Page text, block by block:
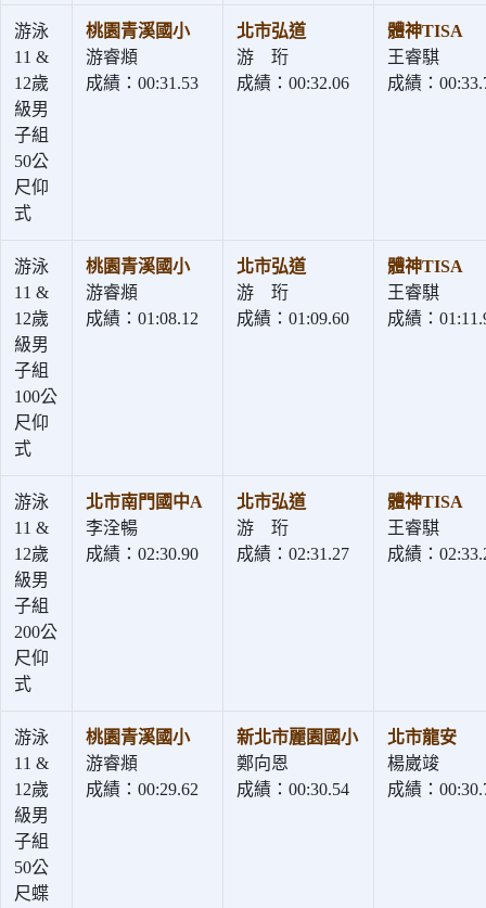
游泳
11 &
12歲
級男
子組
50公
尺仰
式
桃園青溪國小
游睿頫
成績：00:31.53
北市弘道
游 珩
成績：00:32.06
體神TISA
王睿騏
成績：
游泳
11 &
12歲
級男
子組
100公
尺仰
式
桃園青溪國小
游睿頫
成績：01:08.12
北市弘道
游 珩
成績：01:09.60
體神TISA
王睿騏
成績：
游泳
11 &
12歲
級男
子組
200公
尺仰
式
北市南門國中A
李洤暢
成績：02:30.90
北市弘道
游 珩
成績：02:31.27
體神TISA
王睿騏
成績：
游泳
11 &
12歲
級男
子組
50公
尺蝶
桃園青溪國小
游睿頫
成績：00:29.62
新北市麗園國小
鄭向恩
成績：00:30.54
北市龍安
楊崴竣
成績：